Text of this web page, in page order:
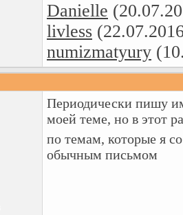
Danielle
livless
numizmatyury
Периодически пишу
моей теме, но в этот
по темам, которые я
обычным письмом